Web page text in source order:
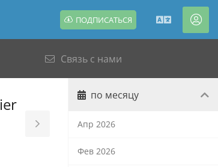
ПОДПИСАТЬСЯ Русский
Связь с нами
Toggle
Sidebar
по месяцу
Апр 2026
Фев 2026